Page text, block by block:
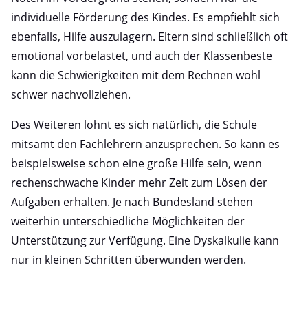
individuelle Förderung des Kindes. Es empfiehlt sich
ebenfalls, Hilfe auszulagern. Eltern sind schließlich oft
emotional vorbelastet, und auch der Klassenbeste
kann die Schwierigkeiten mit dem Rechnen wohl
schwer nachvollziehen.
Des Weiteren lohnt es sich natürlich, die Schule
mitsamt den Fachlehrern anzusprechen. So kann es
beispielsweise schon eine große Hilfe sein, wenn
rechenschwache Kinder mehr Zeit zum Lösen der
Aufgaben erhalten. Je nach Bundesland stehen
weiterhin unterschiedliche Möglichkeiten der
Unterstützung zur Verfügung. Eine Dyskalkulie kann
nur in kleinen Schritten überwunden werden.